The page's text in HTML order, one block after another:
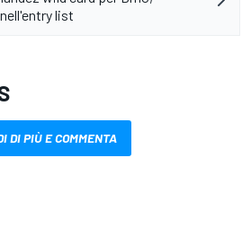
list
DI PIÙ E COMMENTA